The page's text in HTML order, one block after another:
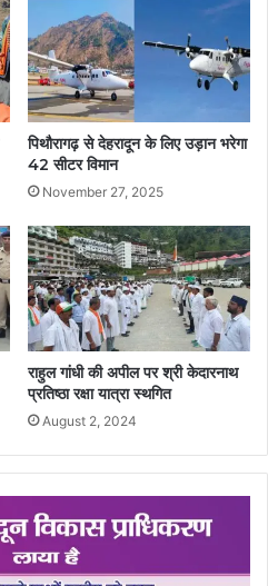
पिथौरागढ़ से देहरादून के लिए उड़ान भरेगा
42 सीटर विमान
November 27, 2025
राहुल गांधी की अपील पर श्री केदारनाथ
प्रतिष्ठा रक्षा यात्रा स्थगित
August 2, 2024